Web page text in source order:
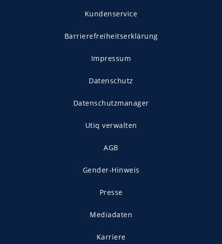
Kundenservice
Barrierefreiheitserklärung
Impressum
Datenschutz
Datenschutzmanager
Utiq verwalten
AGB
Gender-Hinweis
Presse
Mediadaten
Karriere